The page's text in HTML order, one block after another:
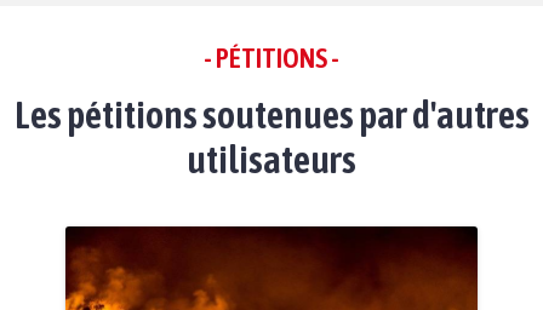
- PÉTITIONS -
Les pétitions soutenues par d'autres
utilisateurs